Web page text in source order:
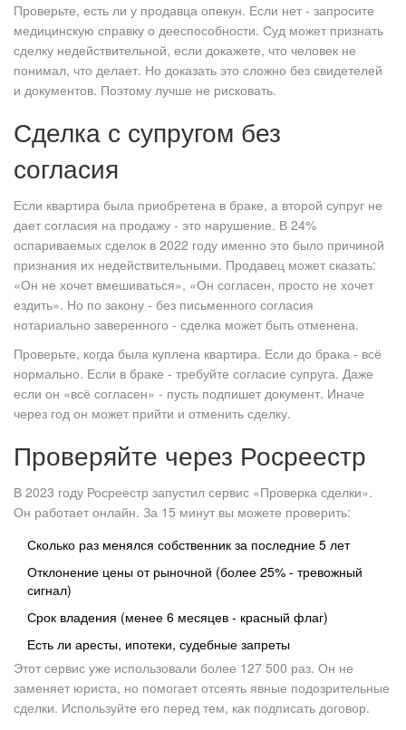
Проверьте, есть ли у продавца опекун. Если нет - запросите
медицинскую справку о дееспособности. Суд может признать
сделку недействительной, если докажете, что человек не
понимал, что делает. Но доказать это сложно без свидетелей
и документов. Поэтому лучше не рисковать.
Сделка с супругом без
согласия
Если квартира была приобретена в браке, а второй супруг не
дает согласия на продажу - это нарушение. В 24%
оспариваемых сделок в 2022 году именно это было причиной
признания их недействительными. Продавец может сказать:
«Он не хочет вмешиваться», «Он согласен, просто не хочет
ездить». Но по закону - без письменного согласия
нотариально заверенного - сделка может быть отменена.
Проверьте, когда была куплена квартира. Если до брака - всё
нормально. Если в браке - требуйте согласие супруга. Даже
если он «всё согласен» - пусть подпишет документ. Иначе
через год он может прийти и отменить сделку.
Проверяйте через Росреестр
В 2023 году Росреестр запустил сервис «Проверка сделки».
Он работает онлайн. За 15 минут вы можете проверить:
Сколько раз менялся собственник за последние 5 лет
Отклонение цены от рыночной (более 25% - тревожный
сигнал)
Срок владения (менее 6 месяцев - красный флаг)
Есть ли аресты, ипотеки, судебные запреты
Этот сервис уже использовали более 127 500 раз. Он не
заменяет юриста, но помогает отсеять явные подозрительные
сделки. Используйте его перед тем, как подписать договор.